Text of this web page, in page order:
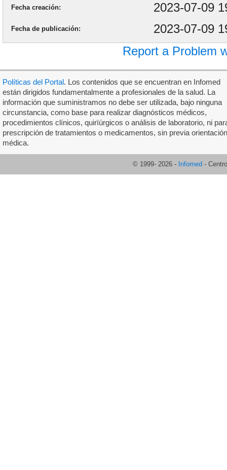
Fecha creación 2023-07-09
Fecha de publicación
2023-07-09
Report a Problem
Políticas del Portal. Los contenidos que se encuentran en Infomed
están dirigidos fundamentalmente a profesionales de la salud. La
información que suministramos no debe ser utilizada, bajo ninguna
circunstancia, como base para realizar diagnósticos médicos,
procedimientos clínicos, quirïúrgicos o análisis de laboratorio, ni
prescripción de tratamientos o medicamentos, sin previa orientación
médica.
© 1999- 2026 - Infomed -